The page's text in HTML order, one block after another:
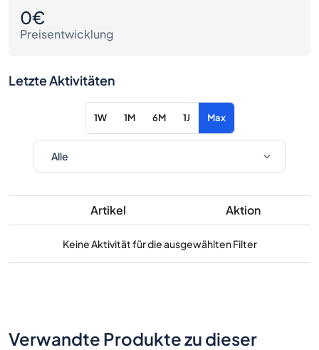
0€
Preisentwicklung
Letzte Aktivitäten
1W 1M 6M 1J Max
Artikel Aktion
Keine Aktivität für die ausgewählten Filter
Verwandte Produkte zu dieser